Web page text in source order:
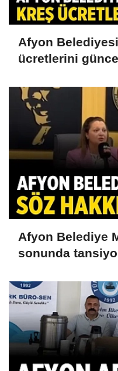
Afyon
ücretlerini
Afyon Belediye
sonunda